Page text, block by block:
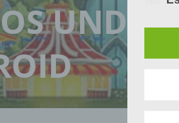
UND
Wir